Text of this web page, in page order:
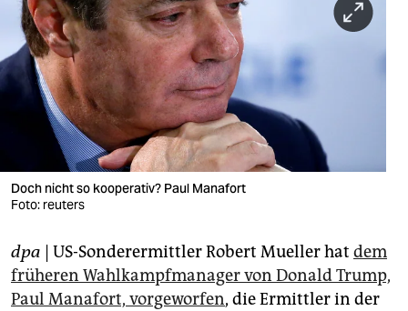
berlin
nord
wahrheit
verlag
verlag
shop
fragen & hilfe
Doch nicht so kooperativ? Paul Manafort
Foto: reuters
dpa | US-Sonderermittler Robert Mueller hat dem
früheren Wahlkampfmanager von Donald Trump,
Paul Manafort, vorgeworfen, die Ermittler in der